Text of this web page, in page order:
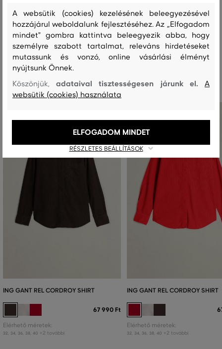
FEHÉRÍTÉS SZÁRÍTÁS TISZTÍTÁS
Ajánlott termékek
ING GANT REL CORDROY SHIRT
67 990 Ft
Elérhető méretek:
32 34 36 38 40 +2 további
ING GANT REL CORDROY SHIRT
Elérhető méretek:
32 34 36 38 40 +2 további
A websütik (cookies) kezelésének beleegyezésével
hozzájárul weboldalunk fejlesztéséhez. Az „Elfogadom
mindet" gombra kattintva beleegyezik abba, hogy
személyre szabott tartalmat, releváns hirdetéseket
mutassunk és vonzó, online vásárlási élményt
nyújtsunk Önnek.
Köszönjük,adataival tisztességesen járunk el.A
websütik (cookies) használata
RÉSZLETES BEÁLLÍTÁSOK
ELFOGADOM MINDET